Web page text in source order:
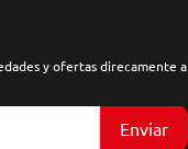
y ofertas direcamente a
Enviar